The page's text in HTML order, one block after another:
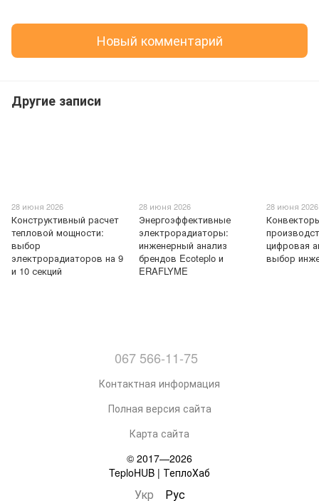
Новый комментарий
Другие записи
28 июня 2026
Конструктивный расчет
тепловой мощности:
выбор
электрорадиаторов на 9
и 10 секций
28 июня 2026
Энергоэффективные
электрорадиаторы:
инженерный анализ
брендов Ecoteplo и
ERAFLYME
28 июня 2026
цифровая
выбор
067 566-11-75
Контактная информация
Полная версия сайта
Карта сайта
© 2017—2026
TeploHUB | ТеплоХаб
Укр Рус